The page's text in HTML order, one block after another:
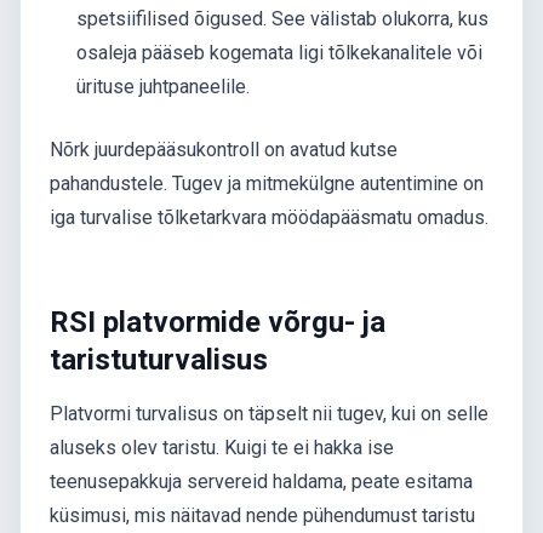
spetsiifilised õigused. See välistab olukorra, kus
osaleja pääseb kogemata ligi tõlkekanalitele või
ürituse juhtpaneelile.
Nõrk juurdepääsukontroll on avatud kutse
pahandustele. Tugev ja mitmekülgne autentimine on
iga turvalise tõlketarkvara möödapääsmatu omadus.
RSI platvormide võrgu- ja
taristuturvalisus
Platvormi turvalisus on täpselt nii tugev, kui on selle
aluseks olev taristu. Kuigi te ei hakka ise
teenusepakkuja servereid haldama, peate esitama
küsimusi, mis näitavad nende pühendumust taristu